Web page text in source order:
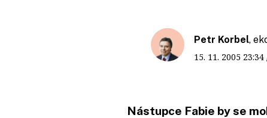
Petr Korbel,
15. 11. 2005 23:34
Nástupce Fabie by se